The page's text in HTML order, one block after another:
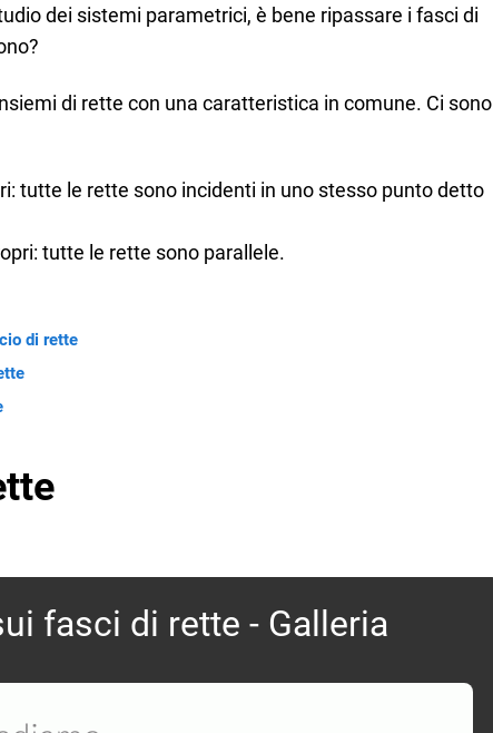
dei sistemi parametrici, è bene ripassare i fasci di
di rette con una caratteristica in comune. Ci sono
tutte le rette sono incidenti in uno stesso punto detto
tutte le rette sono parallele.
di rette
fasci di rette - Galleria